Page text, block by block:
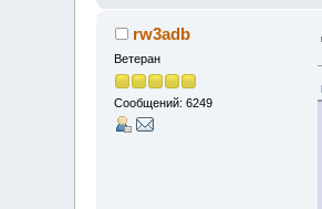
rw3adb
Ветеран
Сообщений: 6249